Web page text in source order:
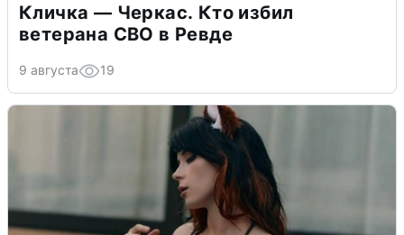
Кличка — Черкас. Кто избил
ветерана СВО в Ревде
9 августа 19